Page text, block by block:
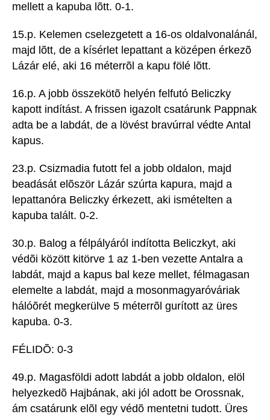
mellett a kapuba lõtt. 0-1.
15.p. Kelemen cselezgetett a 16-os oldalvonalánál,
majd lõtt, de a kísérlet lepattant a középen érkezõ
Lázár elé, aki 16 méterrõl a kapu fölé lõtt.
16.p. A jobb összekötõ helyén felfutó Beliczky
kapott indítást. A frissen igazolt csatárunk Pappnak
adta be a labdát, de a lövést bravúrral védte Antal
kapus.
23.p. Csizmadia futott fel a jobb oldalon, majd
beadását elõször Lázár szúrta kapura, majd a
lepattanóra Beliczky érkezett, aki ismételten a
kapuba talált. 0-2.
30.p. Balog a félpályáról indította Beliczkyt, aki
védõi között kitörve 1 az 1-ben vezette Antalra a
labdát, majd a kapus bal keze mellet, félmagasan
elemelte a labdát, majd a mosonmagyaróváriak
hálóõrét megkerülve 5 méterrõl gurított az üres
kapuba. 0-3.
FÉLIDÕ: 0-3
49.p. Magasföldi adott labdát a jobb oldalon, elöl
helyezkedõ Hajbának, aki jól adott be Orossnak,
ám csatárunk elõl egy védõ mentetni tudott. Üres